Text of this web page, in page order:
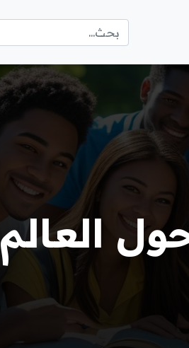
العالم